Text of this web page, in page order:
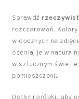
Sprawdź
rozczarowań.
widocznych na
oceniaj je w
w sztucznym
pomieszczeniu.
Dotknij próbki, aby